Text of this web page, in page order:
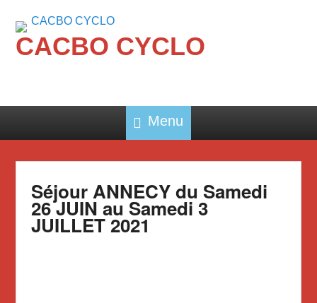
CACBO CYCLO
Menu
Séjour ANNECY du Samedi
26 JUIN au Samedi 3
JUILLET 2021